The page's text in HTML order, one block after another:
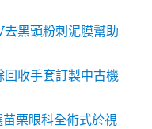
黑頭粉刺泥膜幫助
收手套訂製中古機
栗眼科全術式於視